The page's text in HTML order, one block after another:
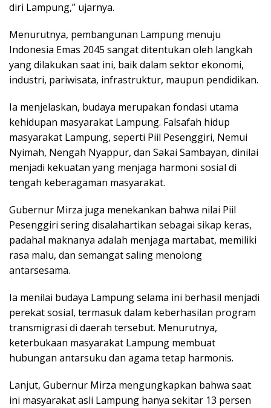
diri Lampung,” ujarnya.
Menurutnya, pembangunan Lampung menuju
Indonesia Emas 2045 sangat ditentukan oleh langkah
yang dilakukan saat ini, baik dalam sektor ekonomi,
industri, pariwisata, infrastruktur, maupun pendidikan.
Ia menjelaskan, budaya merupakan fondasi utama
kehidupan masyarakat Lampung. Falsafah hidup
masyarakat Lampung, seperti Piil Pesenggiri, Nemui
Nyimah, Nengah Nyappur, dan Sakai Sambayan, dinilai
menjadi kekuatan yang menjaga harmoni sosial di
tengah keberagaman masyarakat.
Gubernur Mirza juga menekankan bahwa nilai Piil
Pesenggiri sering disalahartikan sebagai sikap keras,
padahal maknanya adalah menjaga martabat, memiliki
rasa malu, dan semangat saling menolong
antarsesama.
Ia menilai budaya Lampung selama ini berhasil menjadi
perekat sosial, termasuk dalam keberhasilan program
transmigrasi di daerah tersebut. Menurutnya,
keterbukaan masyarakat Lampung membuat
hubungan antarsuku dan agama tetap harmonis.
Lanjut, Gubernur Mirza mengungkapkan bahwa saat
ini masyarakat asli Lampung hanya sekitar 13 persen